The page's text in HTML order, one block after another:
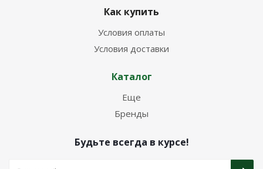
Как купить
Условия оплаты
Условия доставки
Каталог
Еще
Бренды
Будьте всегда в курсе!